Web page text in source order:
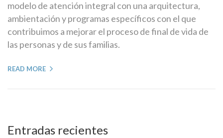
modelo de atención integral con una arquitectura,
ambientación y programas específicos con el que
contribuimos a mejorar el proceso de final de vida de
las personas y de sus familias.
READ MORE
Entradas recientes